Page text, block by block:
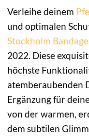
Verleihe deinem
und optimalen
Stockholm
2022. Diese
höchste
atemberaubenden
Ergänzung für
von der warmen,
dem subtilen